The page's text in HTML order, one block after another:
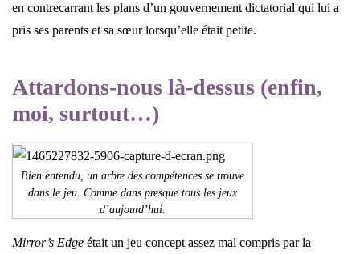
en contrecarrant les plans d’un gouvernement dictatorial qui lui a
pris ses parents et sa sœur lorsqu’elle était petite.
Attardons-nous là-dessus (enfin,
moi, surtout…)
Bien entendu, un arbre des compétences se trouve
dans le jeu. Comme dans presque tous les jeux
d’aujourd’hui.
Mirror’s Edge était un jeu concept assez mal compris par la